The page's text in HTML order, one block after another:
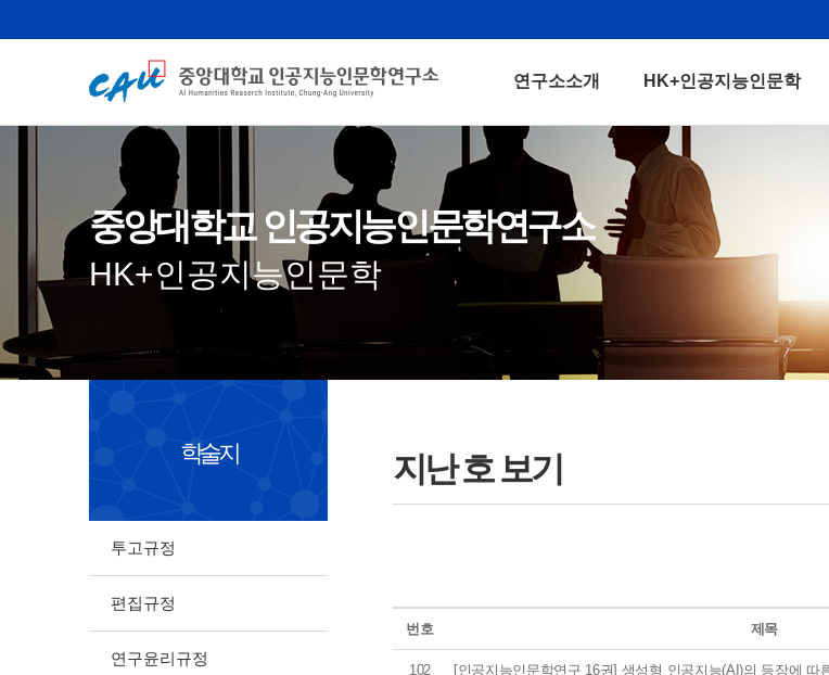
연구소소개 HK+인공지능인문학
중앙대학교 인공지능인문학연구소
HK+인공지능인문학
학술지
투고규정
편집규정
연구윤리규정
지난 호 보기
번호 제목
102 [인공지능인문학연구 16권] 생성형 인공지능(AI)의 등장에